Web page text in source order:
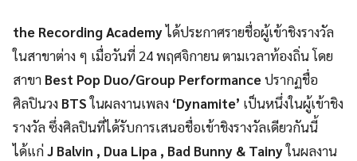
the Recording Academyได้ประกาศรายชื่อผู้เข้าชิงรางวัล
ในสาขาต่าง ๆ เมื่อวันที่ 24 พฤศจิกายน ตามเวลาท้องถิ่น โดย
สาขา Best Pop Duo/Group Performanceปรากฏชื่อ
ศิลปินวง BTSในผลงานเพลง ‘Dynamite’ เป็นหนึ่งในผู้เข้าชิง
รางวัล ซึ่งศิลปินที่ได้รับการเสนอชื่อเข้าชิงรางวัลเดียวกันนี้
ได้แก่J Balvin , Dua Lipa , Bad Bunny & Tainyในผลงาน